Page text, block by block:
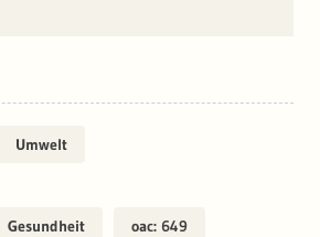
Umwelt
Gesundheit oac: 649